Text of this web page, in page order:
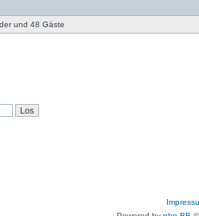
und 48 Gäste